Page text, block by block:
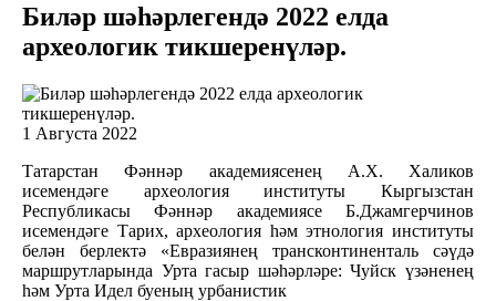
Биләр шәһәрлегендә 2022 елда
археологик тикшеренүләр.
1 Августа 2022
Татарстан Фәннәр академиясенең А.Х. Халиков
исемендәге археология институты Кыргызстан
Республикасы Фәннәр академиясе Б.Джамгерчинов
исемендәге Тарих, археология һәм этнология институты
белән берлектә «Евразиянең трансконтиненталь сәүдә
маршрутларында Урта гасыр шәһәрләре: Чуйск үзәненең
һәм Урта Идел буеның урбанистик